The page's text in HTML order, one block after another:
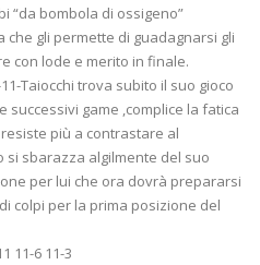
“da bombola di ossigeno”
che gli permette di guadagnarsi gli
con lode e merito in finale.
Taiocchi trova subito il suo gioco
successivi game ,complice la fatica
più a contrastare al
si sbarazza algilmente del suo
per lui che ora dovrà prepararsi
colpi per la prima posizione del
11-6 11-3